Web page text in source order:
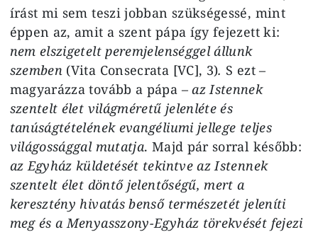
írást mi sem teszi jobban szükségessé, mint
éppen az, amit a szent pápa így fejezett ki:
nem elszigetelt peremjelenséggel állunk
szemben (Vita Consecrata [VC], 3). S ezt –
magyarázza tovább a pápa –az Istennek
szentelt élet világméretű jelenléte és
tanúságtételének evangéliumi jellege teljes
világossággal mutatja. Majd pár sorral később:
az Egyház küldetését tekintve az Istennek
szentelt élet döntő jelentőségű, mert a
keresztény hivatás benső természetét jeleníti
meg és a Menyasszony-Egyház törekvését fejezi